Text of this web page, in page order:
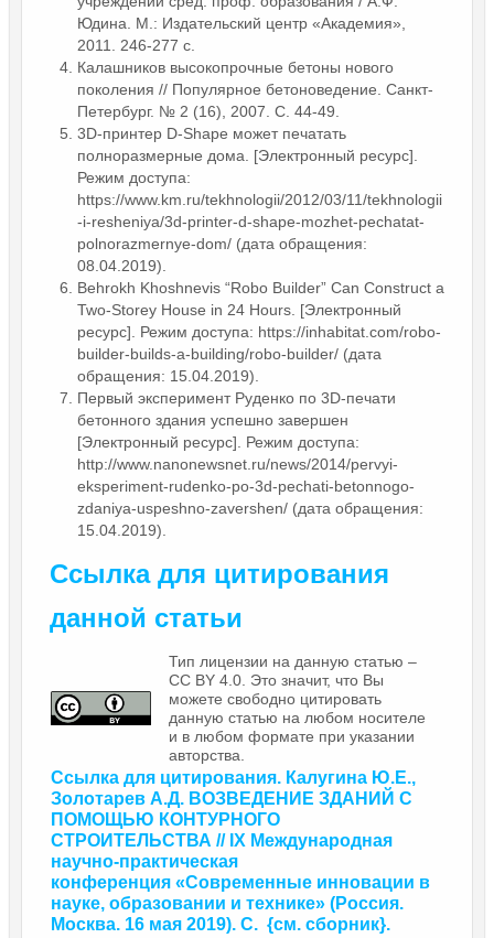
Юдина. М.: Издательский центр «Академия»,
2011. 246-277 с.
Калашников высокопрочные бетоны нового
поколения // Популярное бетоноведение. Санкт-
Петербург. № 2 (16), 2007. С. 44-49.
3D-принтер D-Shape может печатать
полноразмерные дома. [Электронный ресурс].
Режим доступа:
https://www.km.ru/tekhnologii/2012/03/11/tekhnologii
-i-resheniya/3d-printer-d-shape-mozhet-pechatat-
polnorazmernye-dom/ (дата обращения:
08.04.2019).
Behrokh Khoshnevis “Robo Builder” Can Construct a
Two-Storey House in 24 Hours. [Электронный
ресурс]. Режим доступа: https://inhabitat.com/robo-
builder-builds-a-building/robo-builder/ (дата
обращения: 15.04.2019).
Первый эксперимент Руденко по 3D-печати
бетонного здания успешно завершен
[Электронный ресурс]. Режим доступа:
http://www.nanonewsnet.ru/news/2014/pervyi-
eksperiment-rudenko-po-3d-pechati-betonnogo-
zdaniya-uspeshno-zavershen/ (дата обращения:
15.04.2019).
Ссылка для цитирования
данной статьи
Тип лицензии на данную статью –
CC BY 4.0. Это значит, что Вы
можете свободно цитировать
данную статью на любом носителе
и в любом формате при указании
авторства.
Ссылка для цитирования. Калугина Ю.Е.,
Золотарев А.Д. ВОЗВЕДЕНИЕ ЗДАНИЙ С
ПОМОЩЬЮ КОНТУРНОГО
СТРОИТЕЛЬСТВА // IX Международная
научно-практическая
конференция «Современные инновации в
науке, образовании и технике» (Россия.
Москва. 16 мая 2019). С. {см. сборник}.